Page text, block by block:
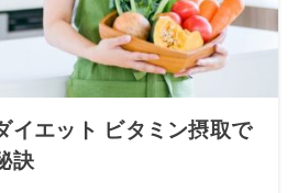
イエット ビタミン摂取で
訣